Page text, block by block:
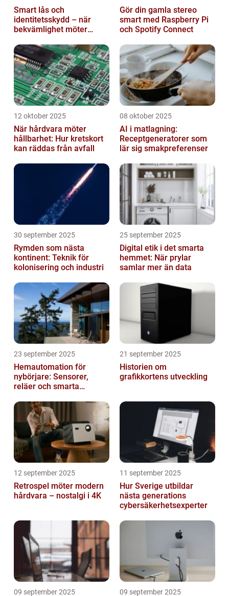
Smart lås och
identitetsskydd – när
bekvämlighet möter
Gör din gamla stereo
smart med Raspberry Pi
och Spotify Connect
12 oktober 2025
När hårdvara möter
hållbarhet: Hur kretskort
kan räddas från avfall
08 oktober 2025
AI i matlagning:
Receptgeneratorer som
lär sig smakpreferenser
30 september 2025
Rymden som nästa
kontinent: Teknik för
kolonisering och industri
25 september 2025
Digital etik i det smarta
hemmet: När prylar
samlar mer än data
23 september 2025
Hemautomation för
nybörjare: Sensorer,
reläer och smarta
21 september 2025
Historien om
grafikkortens utveckling
12 september 2025
Retrospel möter modern
hårdvara – nostalgi i 4K
11 september 2025
Hur Sverige utbildar
nästa generations
cybersäkerhetsexperter
09 september 2025 09 september 2025